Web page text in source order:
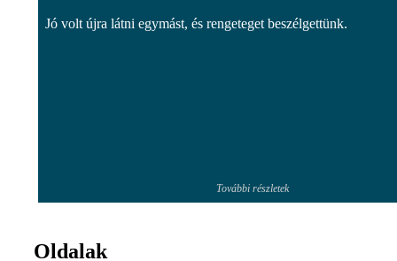
Jó volt újra látni egymást, és rengeteget beszélgettünk.
További részletek
Oldalak